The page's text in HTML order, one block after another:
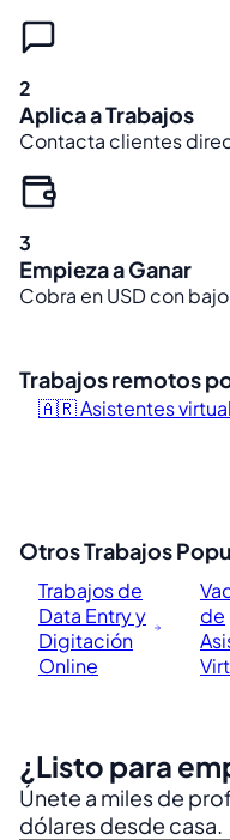
2
Aplica a Trabajos
Contacta clientes
3
Empieza a Ganar
Cobra en USD con
Trabajos remotos
🇦🇷 Asistentes
Otros Trabajos
Trabajos de
Data Entry y
Digitación
Online
de
¿Listo para
Únete a miles de
dólares desde casa.